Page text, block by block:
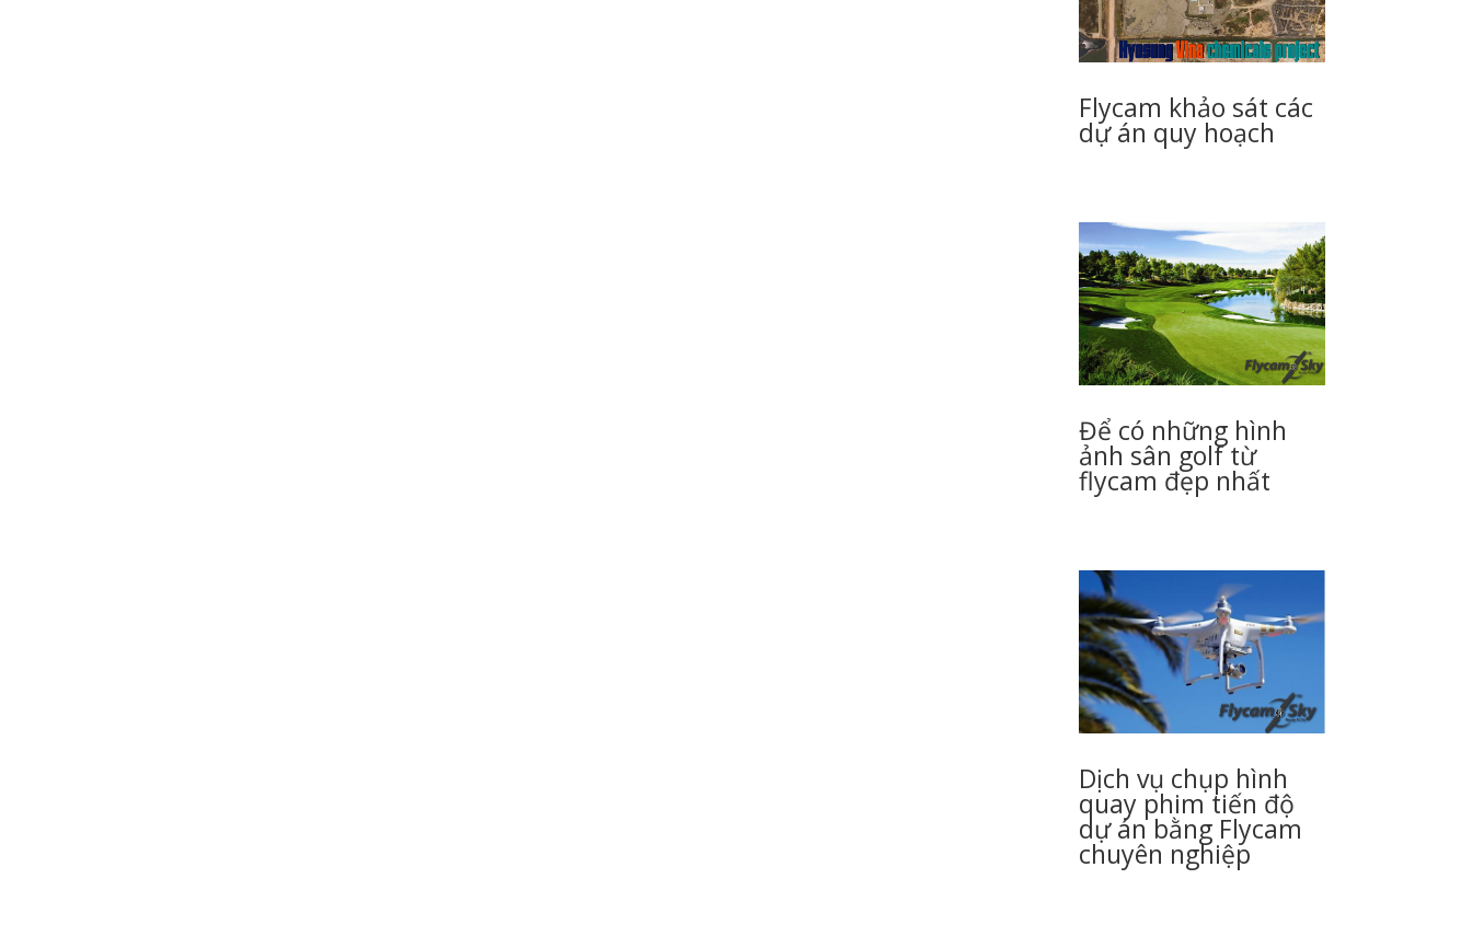
Flycam khảo sát các
dự án quy hoạch
Để có những hình
ảnh sân golf từ
flycam đẹp nhất
Dịch vụ chụp hình
quay phim tiến độ
dự án bằng Flycam
chuyên nghiệp